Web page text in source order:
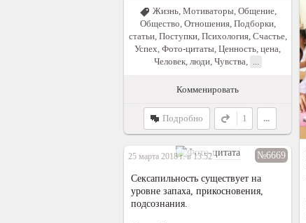
Жизнь, Мотиваторы, Общение,
Общество Отношения, Подборки,
статьи, Поступки, Психология, Счастье,
Успех Фото-цитаты Ценность, цена
Человек, люди, Чувства
Комменировать
Подробно 1 ...
25 марта 2018 г. в 13:52 №6669
Сексапильность существует на
уровне запаха, прикосновения,
подсознания.